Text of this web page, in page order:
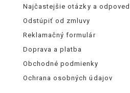
Najčastejšie otázky a
Odstúpiť od zmluvy
Reklamačný formulár
Doprava a platba
Obchodné podmienky
Ochrana osobných údajov